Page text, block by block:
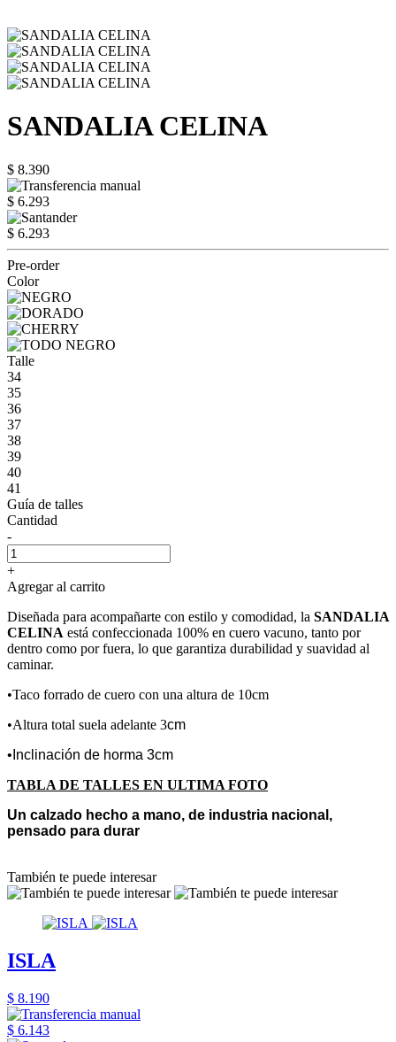
SANDALIA CELINA
$ 8.390
$ 6.293
$ 6.293
Pre-order
Color
Talle
34
35
36
37
38
39
40
41
Guía de talles
Cantidad
-
+
Agregar al carrito
Diseñada para acompañarte con estilo y comodidad, la SANDALIA
CELINA está confeccionada 100% en cuero vacuno, tanto por
dentro como por fuera, lo que garantiza durabilidad y suavidad al
caminar.
•Taco forrado de cuero con una altura de 10cm
•Altura total suela adelante 3cm
•Inclinación de horma 3cm
TABLA DE TALLES EN ULTIMA FOTO
Un calzado hecho a mano, de industria nacional,
pensado para durar
También te puede interesar
ISLA
$ 8.190
$ 6.143